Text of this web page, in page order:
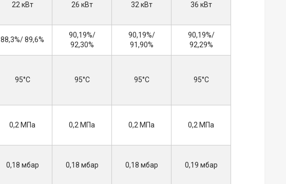
22 кВт 26 кВт 32 кВт 36 кВт
88,3%/ 89,6%
90,19%/
92,30%
90,19%/
91,90%
90,19%/
92,29%
95°С 95°С 95°С 95°С
0,2 МПа 0,2 МПа 0,2 МПа 0,2 МПа
0,18 мбар 0,18 мбар 0,18 мбар 0,19 мбар